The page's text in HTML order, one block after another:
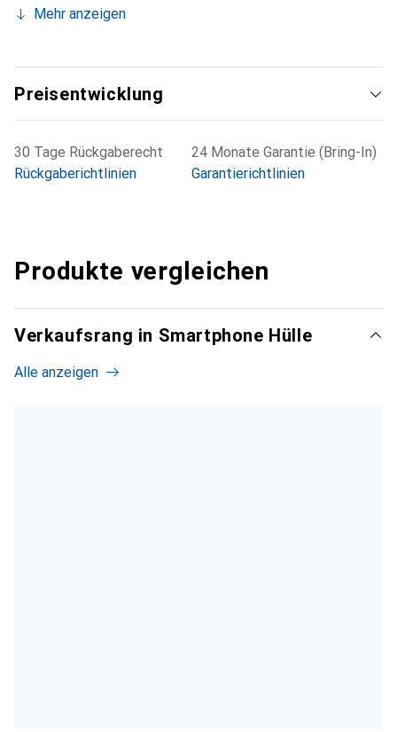
Mehr anzeigen
Preisentwicklung
30 Tage Rückgaberecht
Rückgaberichtlinien
24 Monate Garantie (Bring-In)
Garantierichtlinien
Produkte vergleichen
Verkaufsrang in Smartphone Hülle
Alle anzeigen